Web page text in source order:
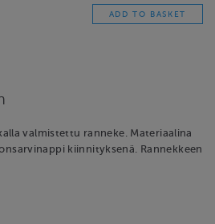
valmistettu ranneke. Materiaalina
kiinnityksenä. Rannekkeen